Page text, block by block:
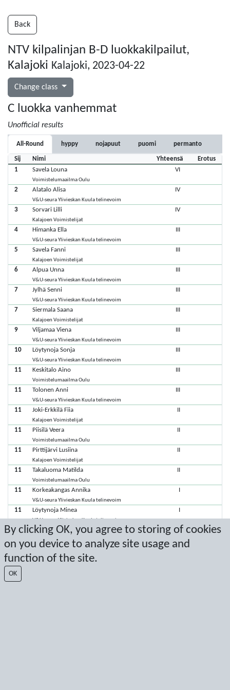
By clicking OK, you agree to storing of cookies
on you device to analyze site usage and
function of the site.
OK
Back
NTV kilpalinjan B-D luokkakilpailut,
Kalajoki Kalajoki, 2023-04-22
Change class
C luokka vanhemmat
Unofficial results
All-Round hyppy nojapuut puomi permanto
Sij Nimi Yhteensä
Erotus
1
Savela Louna
Voimistelumaailma Oulu
VI
2 Alatalo Alisa
V&U-seura Ylivieskan Kuula telinevoim
IV
3 Sorvari Lilli
Kalajoen Voimistelijat
IV
4 Himanka Ella
V&U-seura Ylivieskan Kuula telinevoim
III
5 Savela Fanni
Kalajoen Voimistelijat
III
6 Alpua Unna
V&U-seura Ylivieskan Kuula telinevoim
III
7 Jylhä Senni
V&U-seura Ylivieskan Kuula telinevoim
III
7 Siermala Saana
Kalajoen Voimistelijat
III
9 Viljamaa Viena
V&U-seura Ylivieskan Kuula telinevoim
III
10 Löytynoja Sonja
V&U-seura Ylivieskan Kuula telinevoim
III
11 Keskitalo Aino
Voimistelumaailma Oulu
III
11 Tolonen Anni
V&U-seura Ylivieskan Kuula telinevoim
III
11 Joki-Erkkilä Fiia
Kalajoen Voimistelijat
II
11 Piisilä Veera
Voimistelumaailma Oulu
II
11 Pirttijärvi Lusiina
Kalajoen Voimistelijat
II
11 Takaluoma Matilda
Voimistelumaailma Oulu
II
11 Korkeakangas Annika
V&U-seura Ylivieskan Kuula telinevoim
I
11 Löytynoja Minea
V&U-seura Ylivieskan Kuula telinevoim
I
11 Peltola Aino
Kalajoen Voimistelijat
I
11
Kalajoen Voimistelijat
11